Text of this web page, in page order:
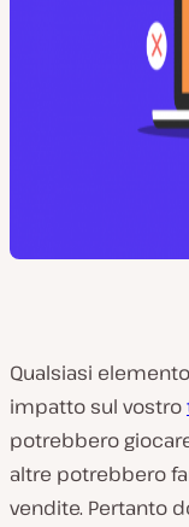
Qualsiasi
impatto sul vostro
potrebbero
altre potrebbero
vendite. Pertanto